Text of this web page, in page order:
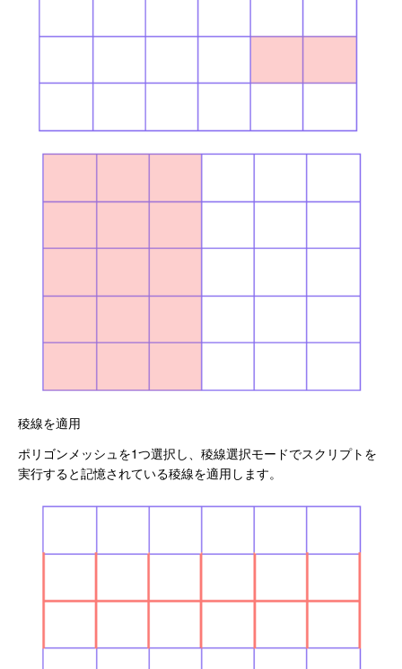
稜線を適用
ポリゴンメッシュを1つ選択し、稜線選択モードでスクリプトを
実行すると記憶されている稜線を適用します。